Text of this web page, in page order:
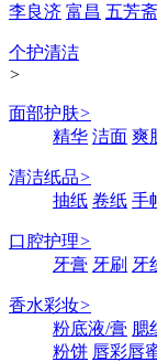
李良济 富昌 五芳斋
个护清洁
>
面部护肤>
精华 洁面 爽
清洁纸品>
抽纸 卷纸 手
口腔护理>
牙膏 牙刷 牙
香水彩妆>
粉底液/膏 腮
粉饼 唇彩唇